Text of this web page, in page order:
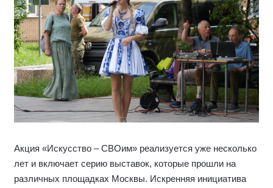
Акция «Искусство – СВОим» реализуется уже несколько
лет и включает серию выставок, которые прошли на
различных площадках Москвы. Искренняя инициатива